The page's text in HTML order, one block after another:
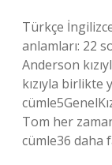
Türkçe
anlamları: 22
Anderson
kızıyla birlikte
Tom her
cümle36 daha